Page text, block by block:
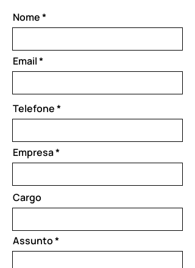
Nome
Email
Telefone
Empresa
Cargo
Assunto